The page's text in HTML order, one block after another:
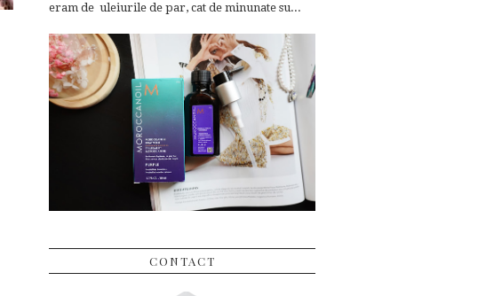
eram de uleiurile de par, cat de minunate su...
CONTACT